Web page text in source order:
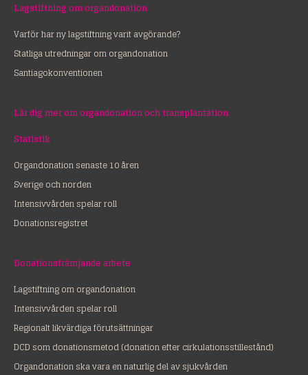
Lagstiftning om organdonation
Varför har ny lagstiftning varit avgörande?
Statliga utredningar om organdonation
Santiagokonventionen
Lär dig mer om organdonation och transplantation
Statistik
Organdonation senaste 10 åren
Sverige och norden
Intensivvården spelar roll
Donationsregistret
Donationsfrämjande arbete
Lagstiftning om organdonation
Intensivvården spelar roll
Regionalt likvärdiga förutsättningar
DCD som donationsmetod (donation efter cirkulationsstillestånd)
Organdonation ska vara en naturlig del av sjukvården